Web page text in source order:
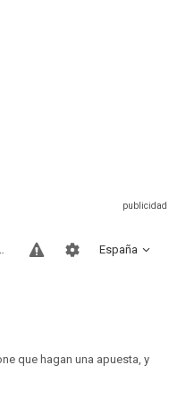
España
que hagan una apuesta, y